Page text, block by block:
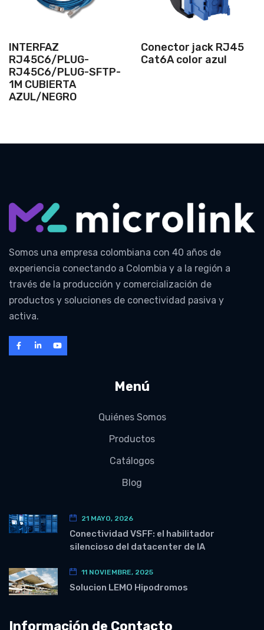
INTERFAZ
RJ45C6/PLUG-
RJ45C6/PLUG-SFTP-
1M CUBIERTA
AZUL/NEGRO
Conector jack RJ45
Cat6A color azul
Somos una empresa colombiana con 40 años de
experiencia conectando a Colombia y a la región a
través de la producción y comercialización de
productos y soluciones de conectividad pasiva y
activa.
Menú
Quiénes Somos
Productos
Catálogos
Blog
21 MAYO, 2026
Conectividad VSFF: el habilitador
silencioso del datacenter de IA
11 NOVIEMBRE, 2025
Solucion LEMO Hipodromos
Información de Contacto